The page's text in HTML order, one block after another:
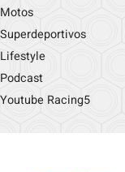
Motos
Superdeportivos
Lifestyle
Podcast
Youtube Racing5